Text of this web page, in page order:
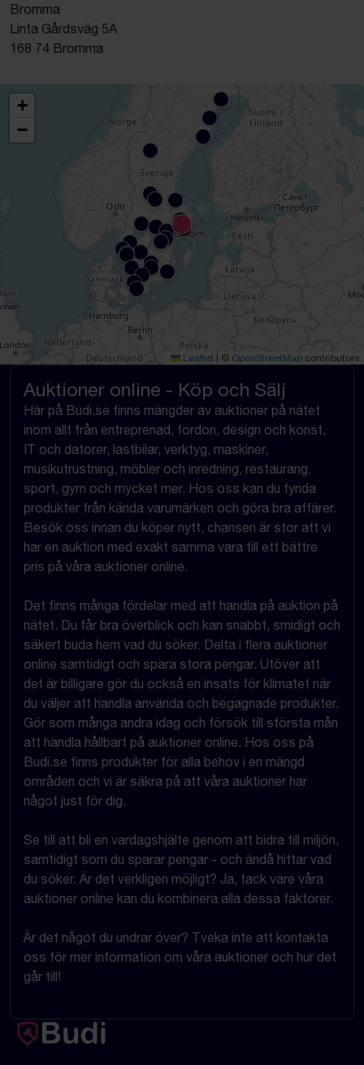
Bromma
Linta Gårdsväg 5A
168 74 Bromma
+
−
Leaflet | © OpenStreetMap contributors
Auktioner online - Köp och Sälj
Här på Budi.se finns mängder av auktioner på nätet
inom allt från entreprenad, fordon, design och konst,
IT och datorer, lastbilar, verktyg, maskiner,
musikutrustning, möbler och inredning, restaurang,
sport, gym och mycket mer. Hos oss kan du fynda
produkter från kända varumärken och göra bra affärer.
Besök oss innan du köper nytt, chansen är stor att vi
har en auktion med exakt samma vara till ett bättre
pris på våra auktioner online.
Det finns många fördelar med att handla på auktion på
nätet. Du får bra överblick och kan snabbt, smidigt och
säkert buda hem vad du söker. Delta i flera auktioner
online samtidigt och spara stora pengar. Utöver att
det är billigare gör du också en insats för klimatet när
du väljer att handla använda och begagnade produkter.
Gör som många andra idag och försök till största mån
att handla hållbart på auktioner online. Hos oss på
Budi.se finns produkter för alla behov i en mängd
områden och vi är säkra på att våra auktioner har
något just för dig.
Se till att bli en vardagshjälte genom att bidra till miljön,
samtidigt som du sparar pengar - och ändå hittar vad
du söker. Är det verkligen möjligt? Ja, tack vare våra
auktioner online kan du kombinera alla dessa faktorer.
Är det något du undrar över? Tveka inte att kontakta
oss för mer information om våra auktioner och hur det
går till!